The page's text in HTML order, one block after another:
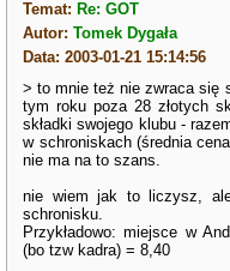
Temat: Re: GOT
Autor:Tomek Dygała
Data: 2003-01-21 15:14:56
> to mnie też nie zwraca się
tym roku poza 28 złotych
składki swojego klubu -
w schroniskach (średnia
nie ma na to szans.
nie wiem jak to liczysz,
schronisku.
Przykładowo: miejsce w
(bo tzw kadra) = 8,40